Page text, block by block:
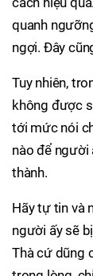
quanh
ngợi. Đây
Tuy nhiên,
không được
tới mức nói
nào để người
thành.
Hãy tự tin và
người ấy sẽ
Thà cứ dũng